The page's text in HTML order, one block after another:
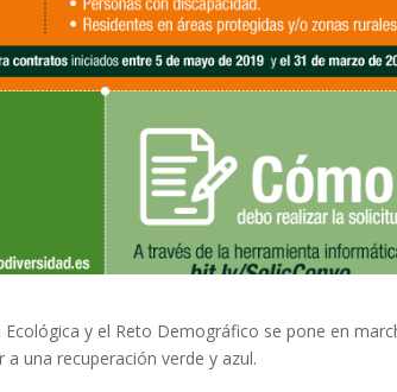
y el Reto Demográfico se pone en
una recuperación verde y azul.